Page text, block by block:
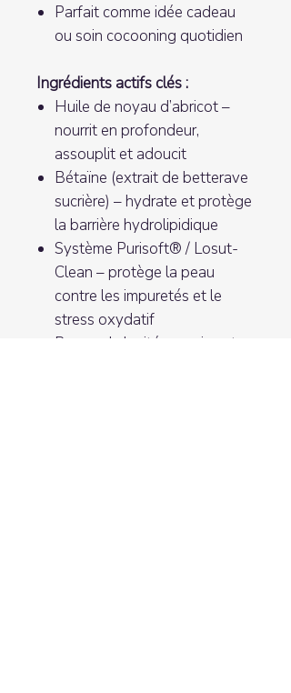
Parfait comme idée cadeau
ou soin cocooning quotidien
Ingrédients actifs clés :
Huile de noyau d’abricot –
nourrit en profondeur,
assouplit et adoucit
Bétaïne (extrait de betterave
sucrière) – hydrate et protège
la barrière hydrolipidique
Système Purisoft® / Losut-
Clean – protège la peau
contre les impuretés et le
stress oxydatif
Beurre de karité – apaise et